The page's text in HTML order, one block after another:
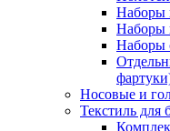
Наборы
Наборы
Наборы
Носовые и
Текстиль для